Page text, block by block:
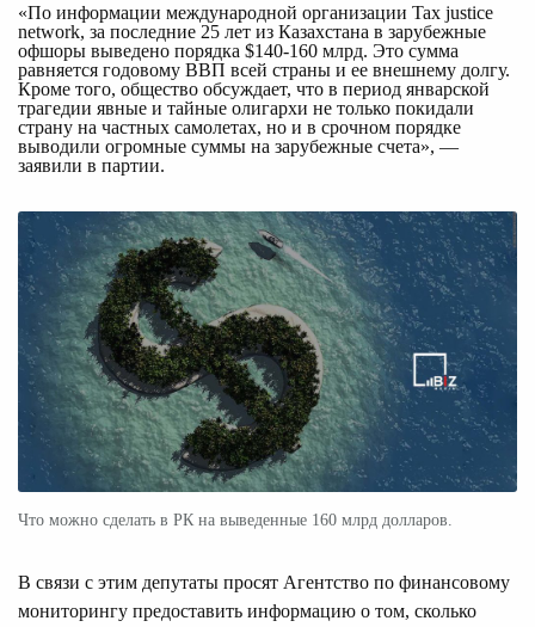
«По информации международной организации Tax justice
network, за последние 25 лет из Казахстана в зарубежные
офшоры выведено порядка $140-160 млрд. Это сумма
равняется годовому ВВП всей страны и ее внешнему долгу.
Кроме того, общество обсуждает, что в период январской
трагедии явные и тайные олигархи не только покидали
страну на частных самолетах, но и в срочном порядке
выводили огромные суммы на зарубежные счета», —
заявили в партии.
Что можно сделать в РК на выведенные 160 млрд долларов.
В связи с этим депутаты просят Агентство по финансовому
мониторингу предоставить информацию о том, сколько